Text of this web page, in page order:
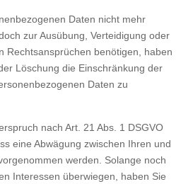
Daten nicht mehr
zur Ausübung, Verteidigung oder
Rechtsansprüchen benötigen, haben
Löschung die Einschränkung der
Daten zu
nach Art. 21 Abs. 1 DSGVO
eine Abwägung zwischen Ihren und
werden. Solange noch
Interessen überwiegen, haben Sie